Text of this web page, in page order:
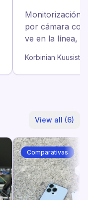
iPhone ve
Monitorización
por cámara con
ve en la línea,
las bases de
Korbinian Kuusisto
View all (6)
Comparativas